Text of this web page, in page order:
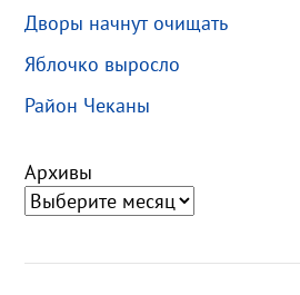
Дворы начнут очищать
Яблочко выросло
Район Чеканы
Архивы